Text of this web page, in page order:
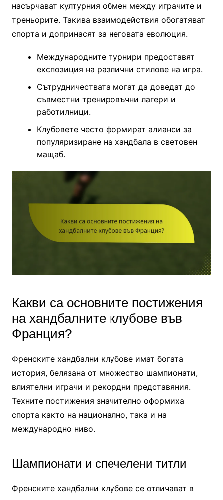
насърчават културния обмен между играчите и
треньорите. Такива взаимодействия обогатяват
спорта и допринасят за неговата еволюция.
Международните турнири предоставят
експозиция на различни стилове на игра.
Сътрудничествата могат да доведат до
съвместни тренировъчни лагери и
работилници.
Клубовете често формират алианси за
популяризиране на хандбала в световен
мащаб.
Какви са основните постижения
на хандбалните клубове във
Франция?
Френските хандбални клубове имат богата
история, белязана от множество шампионати,
влиятелни играчи и рекордни представяния.
Техните постижения значително оформиха
спорта както на национално, така и на
международно ниво.
Шампионати и спечелени титли
Френските хандбални клубове се отличават в